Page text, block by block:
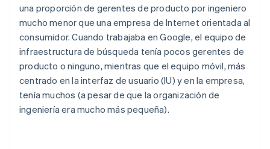
una proporción de gerentes de producto por ingeniero
mucho menor que una empresa de Internet orientada al
consumidor. Cuando trabajaba en Google, el equipo de
infraestructura de búsqueda tenía pocos gerentes de
producto o ninguno, mientras que el equipo móvil, más
centrado en la interfaz de usuario (IU) y en la empresa,
tenía muchos (a pesar de que la organización de
ingeniería era mucho más pequeña).